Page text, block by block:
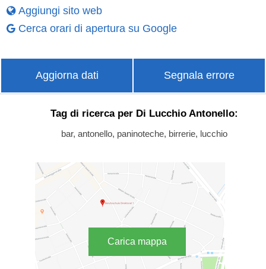
Aggiungi sito web
Cerca orari di apertura su Google
Aggiorna dati Segnala errore
Tag di ricerca per Di Lucchio Antonello:
bar, antonello, paninoteche, birrerie, lucchio
Carica mappa